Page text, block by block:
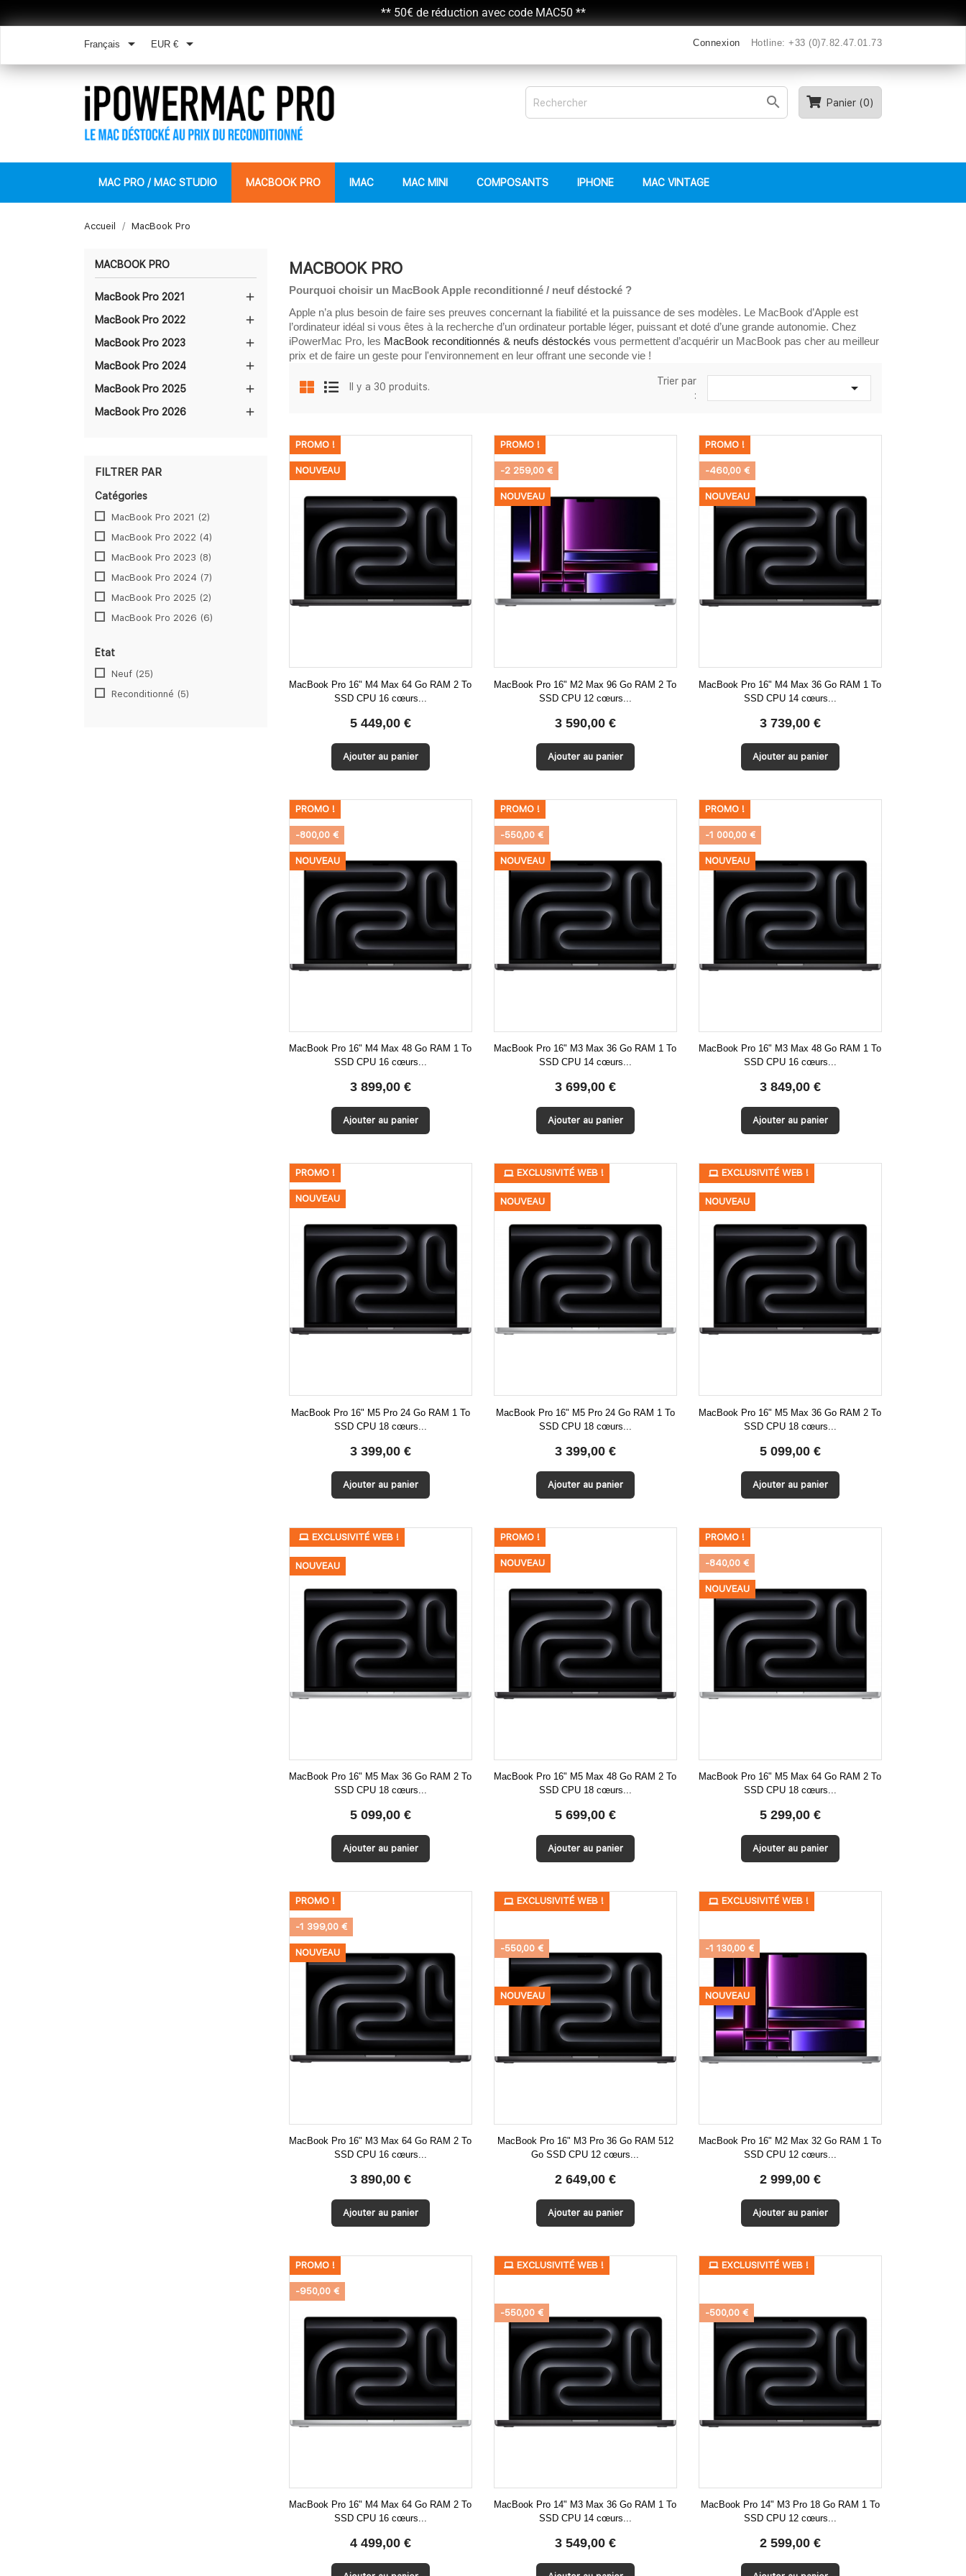
** 50€ de réduction avec code MAC50 **
Français  EUR €  Connexion Hotline: +33 (0)7.82.47.01.73
Panier (0)

MAC PRO / MAC STUDIO MACBOOK PRO IMAC MAC MINI COMPOSANTS IPHONE MAC VINTAGE
Accueil MacBook Pro
MACBOOK PRO
MacBook Pro 2021 
MacBook Pro 2022 
MacBook Pro 2023 
MacBook Pro 2024 
MacBook Pro 2025 
MacBook Pro 2026 
FILTRER PAR
Catégories
MacBook Pro 2021 (2)
MacBook Pro 2022 (4)
MacBook Pro 2023 (8)
MacBook Pro 2024 (7)
MacBook Pro 2025 (2)
MacBook Pro 2026 (6)
État
Neuf (25)
Reconditionné (5)
MACBOOK PRO
Pourquoi choisir un MacBook Apple reconditionné / neuf déstocké ?
Apple n’a plus besoin de faire ses preuves concernant la fiabilité et la puissance de ses modèles. Le MacBook d’Apple est
l’ordinateur idéal si vous êtes à la recherche d’un ordinateur portable léger, puissant et doté d’une grande autonomie. Chez
iPowerMac Pro, les MacBook reconditionnés & neufs déstockés vous permettent d’acquérir un MacBook pas cher au meilleur
prix et de faire un geste pour l'environnement en leur offrant une seconde vie !
Il y a 30 produits.
Trier par
:

PROMO !
NOUVEAU
Aperçu rapide
MacBook Pro 16" M4 Max 64 Go RAM 2 To
SSD CPU 16 cœurs...
5 449,00 €
Ajouter au panier
PROMO !
-2 259,00 €
NOUVEAU
Aperçu rapide
MacBook Pro 16" M2 Max 96 Go RAM 2 To
SSD CPU 12 cœurs...
3 590,00 €
Ajouter au panier
PROMO !
-460,00 €
NOUVEAU
Aperçu rapide
MacBook Pro 16" M4 Max 36 Go RAM 1 To
SSD CPU 14 cœurs...
3 739,00 €
Ajouter au panier
PROMO !
-800,00 €
NOUVEAU
Aperçu rapide
MacBook Pro 16" M4 Max 48 Go RAM 1 To
SSD CPU 16 cœurs...
3 899,00 €
Ajouter au panier
PROMO !
-550,00 €
NOUVEAU
Aperçu rapide
MacBook Pro 16" M3 Max 36 Go RAM 1 To
SSD CPU 14 cœurs...
3 699,00 €
Ajouter au panier
PROMO !
-1 000,00 €
NOUVEAU
Aperçu rapide
MacBook Pro 16" M3 Max 48 Go RAM 1 To
SSD CPU 16 cœurs...
3 849,00 €
Ajouter au panier
PROMO !
NOUVEAU
Aperçu rapide
MacBook Pro 16" M5 Pro 24 Go RAM 1 To
SSD CPU 18 cœurs...
3 399,00 €
Ajouter au panier
EXCLUSIVITÉ WEB !
NOUVEAU
Aperçu rapide
MacBook Pro 16" M5 Pro 24 Go RAM 1 To
SSD CPU 18 cœurs...
3 399,00 €
Ajouter au panier
EXCLUSIVITÉ WEB !
NOUVEAU
Aperçu rapide
MacBook Pro 16" M5 Max 36 Go RAM 2 To
SSD CPU 18 cœurs...
5 099,00 €
Ajouter au panier
EXCLUSIVITÉ WEB !
NOUVEAU
Aperçu rapide
MacBook Pro 16" M5 Max 36 Go RAM 2 To
SSD CPU 18 cœurs...
5 099,00 €
Ajouter au panier
PROMO !
NOUVEAU
Aperçu rapide
MacBook Pro 16" M5 Max 48 Go RAM 2 To
SSD CPU 18 cœurs...
5 699,00 €
Ajouter au panier
PROMO !
-840,00 €
NOUVEAU
Aperçu rapide
MacBook Pro 16" M5 Max 64 Go RAM 2 To
SSD CPU 18 cœurs...
5 299,00 €
Ajouter au panier
PROMO !
-1 399,00 €
NOUVEAU
Aperçu rapide
MacBook Pro 16" M3 Max 64 Go RAM 2 To
SSD CPU 16 cœurs...
3 890,00 €
Ajouter au panier
EXCLUSIVITÉ WEB !
PROMO !
-550,00 €
NOUVEAU
Aperçu rapide
MacBook Pro 16" M3 Pro 36 Go RAM 512
Go SSD CPU 12 cœurs...
2 649,00 €
Ajouter au panier
EXCLUSIVITÉ WEB !
PROMO !
-1 130,00 €
NOUVEAU
Aperçu rapide
MacBook Pro 16" M2 Max 32 Go RAM 1 To
SSD CPU 12 cœurs...
2 999,00 €
Ajouter au panier
PROMO !
-950,00 €
Aperçu rapide
MacBook Pro 16" M4 Max 64 Go RAM 2 To
SSD CPU 16 cœurs...
4 499,00 €
EXCLUSIVITÉ WEB !
PROMO !
-550,00 €
Aperçu rapide
MacBook Pro 14" M3 Max 36 Go RAM 1 To
SSD CPU 14 cœurs...
3 549,00 €
EXCLUSIVITÉ WEB !
PROMO !
-500,00 €
Aperçu rapide
MacBook Pro 14" M3 Pro 18 Go RAM 1 To
SSD CPU 12 cœurs...
2 599,00 €